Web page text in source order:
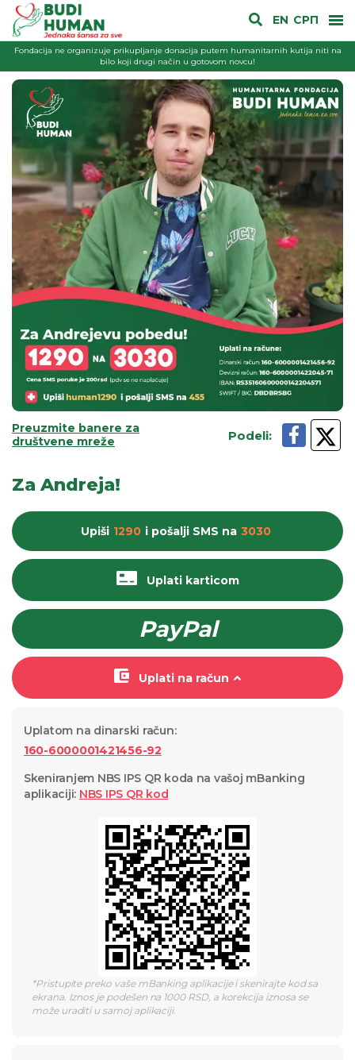
EN СРП
Fondacija ne organizuje prikupljanje donacija putem humanitarnih kutija niti na
bilo koji drugi način u gotovom novcu!
Preuzmite banere za
društvene mreže
Podeli:
Za Andreja!
Uplati na račun
Uplati karticom
PayPal
Upiši 1290 i pošalji SMS na 3030
Uplatom na dinarski račun:
160-6000001421456-92
Skeniranjem NBS IPS QR koda na vašoj mBanking
aplikaciji: NBS IPS QR kod
*Pristupite preko vaše mBanking aplikacije i skenirajte kod sa
ekrana. Iznos je podešen na 1000 RSD, a korekcija iznosa se
može uraditi u samoj aplikaciji.